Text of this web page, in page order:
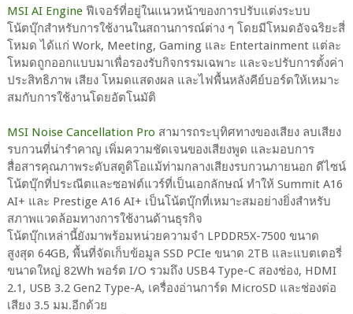
MSI AI Engineฟีเจอร์ที่อยู่ในแนวหน้าของการปรับแต่งระบบ
โน้ตบุ๊กสำหรับการใช้งานในสถานการณ์ต่าง ๆ โดยมีโหมดอัจฉริยะสี่
โหมด ได้แก่ Work, Meeting, Gaming และ Entertainment แต่ละ
โหมดถูกออกแบบมาเพื่อรองรับกิจกรรมเฉพาะ และจะปรับการตั้งค่า
ประสิทธิภาพ เสียง โหมดแสดงผล และไฟพื้นหลังคีย์บอร์ดให้เหมาะ
สมกับการใช้งานโดยอัตโนมัติ
MSI Noise Cancellation Pro สามารถระบุทิศทางของเสียง ลบเสียง
รบกวนที่น่ารำคาญ เพิ่มความชัดเจนของเสียงพูด และมอบการ
สื่อสารคุณภาพระดับสตูดิโอแม้ท่ามกลางเสียงรบกวนภายนอก ดีไซน์
โน้ตบุ๊กที่ประณีตและซอฟต์แวร์ที่เป็นเอกลักษณ์ ทำให้ Summit A16
AI+ และ Prestige A16 AI+ เป็นโน้ตบุ๊กที่เหมาะสมอย่างยิ่งสำหรับ
สภาพแวดล้อมทางการใช้งานด้านธุรกิจ
โน้ตบุ๊กเหล่านี้ยังมาพร้อมหน่วยความจำ LPDDR5X-7500 ขนาด
สูงสุด 64GB, พื้นที่จัดเก็บข้อมูล SSD PCIe ขนาด 2TB และแบตเตอรี่
ขนาดใหญ่ 82Wh พอร์ต I/O รวมถึง USB4 Type-C สองช่อง, HDMI
2.1, USB 3.2 Gen2 Type-A, เครื่องอ่านการ์ด MicroSD และช่องต่อ
เสียง 3.5 มม.อีกด้วย